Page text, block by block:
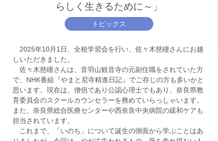
らしく生きるために～」
トピックス
2025年10月1日、全校学習会を行い、佐々木慈瞳さんにお越
しいただきました。
佐々木慈瞳さんは、音羽山観音寺の元副住職をされていた方
で、NHK番組『やまと尼寺精進日記』でご存じの方も多いかと
思います。現在は、僧侶であり公認心理士でもあり、奈良県教
育委員会のスクールカウンセラーを務めていらっしゃいます。
また、奈良県総合医療センターや西奈良中央病院の緩和ケアも
担当されています。
これまで、「いのち」について誕生の側面から学ぶことはあ